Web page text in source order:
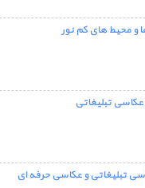
و محیط های کم نور
تبلیغاتی
تبلیغاتی و عکاسی حرفه ای